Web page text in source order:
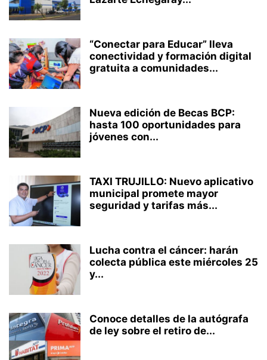
“Conectar para Educar” lleva
conectividad y formación digital
gratuita a comunidades...
Nueva edición de Becas BCP:
hasta 100 oportunidades para
jóvenes con...
TAXI TRUJILLO: Nuevo aplicativo
municipal promete mayor
seguridad y tarifas más...
Lucha contra el cáncer: harán
colecta pública este miércoles 25
y...
Conoce detalles de la autógrafa
de ley sobre el retiro de...